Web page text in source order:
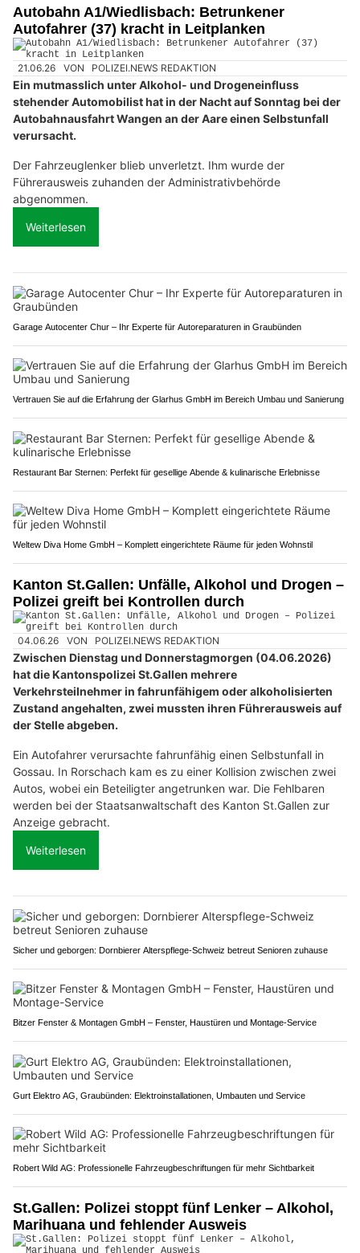
Autobahn A1/Wiedlisbach: Betrunkener
Autofahrer (37) kracht in Leitplanken
21.06.26 VON POLIZEI.NEWS REDAKTION
Ein mutmasslich unter Alkohol- und Drogeneinfluss
stehender Automobilist hat in der Nacht auf Sonntag bei der
Autobahnausfahrt Wangen an der Aare einen Selbstunfall
verursacht.
Der Fahrzeuglenker blieb unverletzt. Ihm wurde der
Führerausweis zuhanden der Administrativbehörde
abgenommen.
Weiterlesen
Garage Autocenter Chur – Ihr Experte für Autoreparaturen in Graubünden
Vertrauen Sie auf die Erfahrung der Glarhus GmbH im Bereich Umbau und Sanierung
Restaurant Bar Sternen: Perfekt für gesellige Abende & kulinarische Erlebnisse
Weltew Diva Home GmbH – Komplett eingerichtete Räume für jeden Wohnstil
Kanton St.Gallen: Unfälle, Alkohol und Drogen –
Polizei greift bei Kontrollen durch
04.06.26 VON POLIZEI.NEWS REDAKTION
Zwischen Dienstag und Donnerstagmorgen (04.06.2026)
hat die Kantonspolizei St.Gallen mehrere
Verkehrsteilnehmer in fahrunfähigem oder alkoholisierten
Zustand angehalten, zwei mussten ihren Führerausweis auf
der Stelle abgeben.
Ein Autofahrer verursachte fahrunfähig einen Selbstunfall in
Gossau. In Rorschach kam es zu einer Kollision zwischen zwei
Autos, wobei ein Beteiligter angetrunken war. Die Fehlbaren
werden bei der Staatsanwaltschaft des Kanton St.Gallen zur
Anzeige gebracht.
Weiterlesen
Sicher und geborgen: Dornbierer Alterspflege-Schweiz betreut Senioren zuhause
Bitzer Fenster & Montagen GmbH – Fenster, Haustüren und Montage-Service
Gurt Elektro AG, Graubünden: Elektroinstallationen, Umbauten und Service
Robert Wild AG: Professionelle Fahrzeugbeschriftungen für mehr Sichtbarkeit
St.Gallen: Polizei stoppt fünf Lenker – Alkohol,
Marihuana und fehlender Ausweis